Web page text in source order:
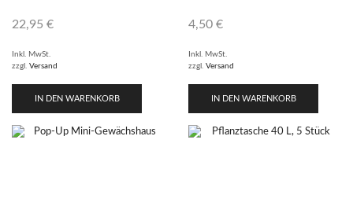
22,95 €
Inkl. MwSt.
zzgl. Versand
IN DEN WARENKORB
4,50 €
Inkl. MwSt.
zzgl. Versand
IN DEN WARENKORB